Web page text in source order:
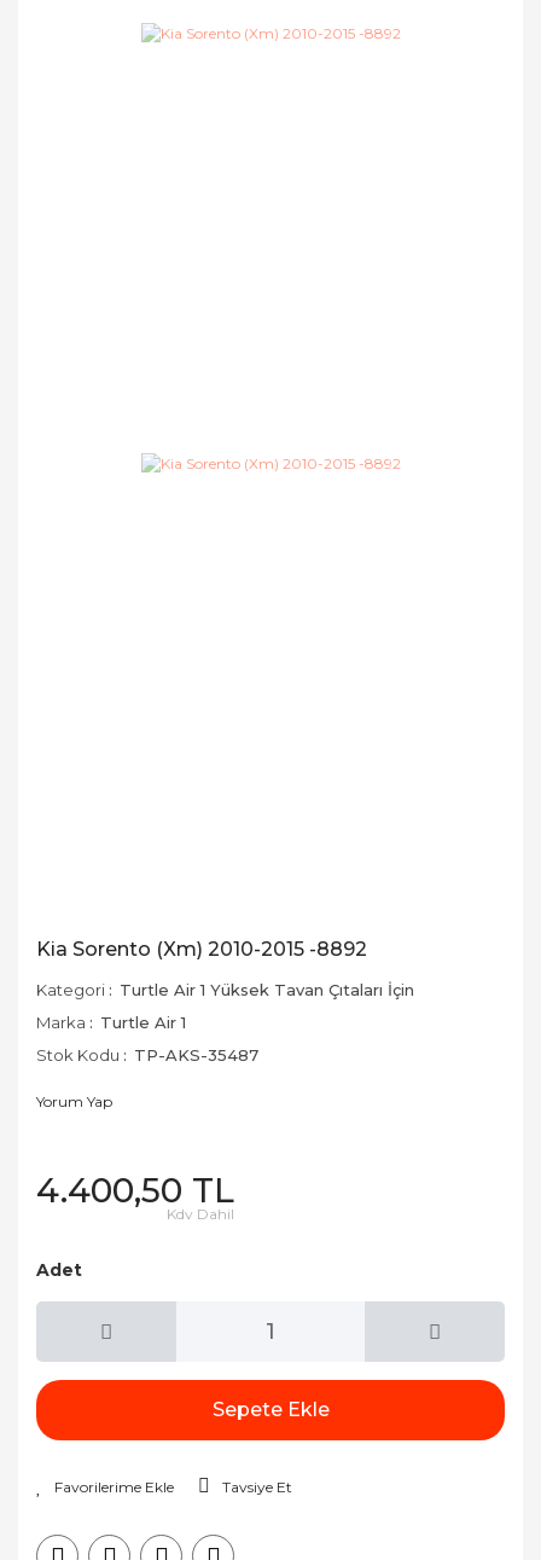
Kia Sorento (Xm) 2010-2015 -8892
Kategori
Turtle Air 1 Yüksek Tavan Çıtaları İçin
Marka
Turtle Air 1
Stok Kodu
TP-AKS-35487
Yorum Yap
4.400,50 TL
Kdv Dahil
Adet
Sepete Ekle
Tavsiye Et